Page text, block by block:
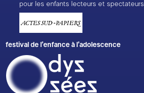
pour les enfants lecteurs et spectateurs
festival de l’enfance à l’adolescence